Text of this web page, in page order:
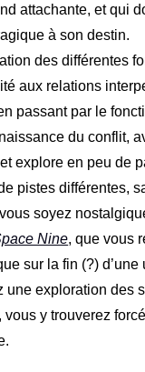
attachante, et qui
à son destin.
des différentes
aux relations
passant par le
naissance du conflit,
explore en peu de
pistes différentes,
soyez
Nine, que vous
sur la fin (?) d’une
une exploration des
vous y trouverez